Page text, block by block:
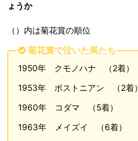
ょうか
（）内は菊花賞の順位
菊花賞で泣いた馬たち
1950年 クモノハナ （2着）
1953年 ボストニアン （2着）
1960年 コダマ （5着）
1963年 メイズイ （6着）